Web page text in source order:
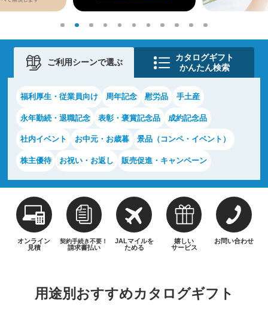
ご利用シーンで選ぶ
カタログギフト
かんたん検索
福利厚生・従業員向け 周年記念 慰労品 手土産
永年勤続・退職記念 表彰・褒賞記念品 成約記念品
社内イベント お中元・お歳暮 景品（コンペ・イベント）
株主優待 お祝い・お返し 販売促進・キャンペーン
オンライン
見積
契約手続き不要！
請求書払い
JALマイルを
ためる
嬉しい
サービス
お問い合わせ
用途別おすすめカタログギフト